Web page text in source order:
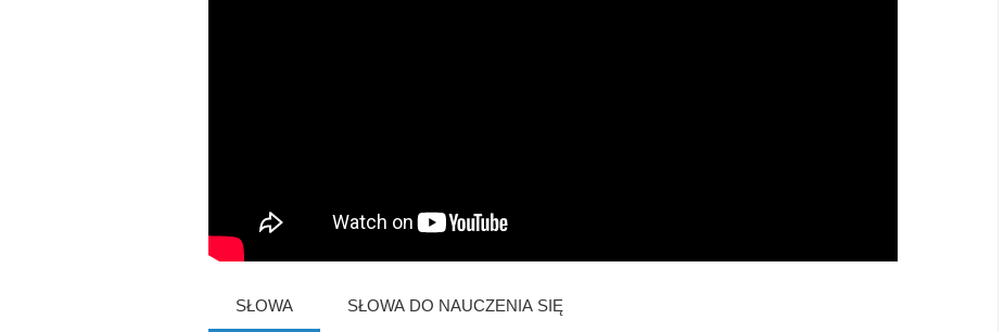
SŁOWA SŁOWA DO NAUCZENIA SIĘ